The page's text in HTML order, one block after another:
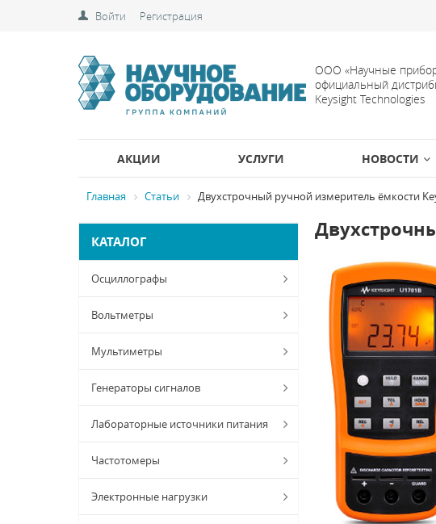
Войти Регистрация
ООО «Научные
официальный
Keysight Technologies
АКЦИИ УСЛУГИ НОВОСТИ
Главная Статьи Двухстрочный ручной измеритель ёмкости
КАТАЛОГ
Осциллографы
Вольтметры
Мультиметры
Генераторы сигналов
Лабораторные источники питания
Частотомеры
Электронные нагрузки